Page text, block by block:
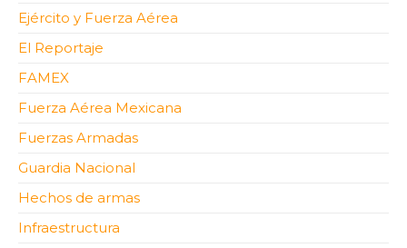
Ejército y Fuerza Aérea
El Reportaje
FAMEX
Fuerza Aérea Mexicana
Fuerzas Armadas
Guardia Nacional
Hechos de armas
Infraestructura